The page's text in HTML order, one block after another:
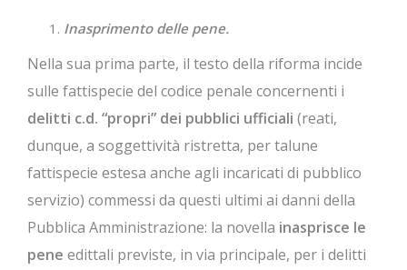
Inasprimento delle pene.
Nella sua prima parte, il testo della riforma incide
sulle fattispecie del codice penale concernenti i
delitti c.d. “propri” dei pubblici ufficiali (reati,
dunque, a soggettività ristretta, per talune
fattispecie estesa anche agli incaricati di pubblico
servizio) commessi da questi ultimi ai danni della
Pubblica Amministrazione: la novella inasprisce le
pene edittali previste, in via principale, per i delitti